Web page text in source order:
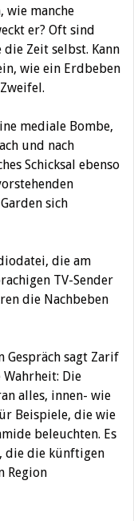
wie manche
er? Oft sind
Zeit selbst. Kann
wie ein Erdbeben
mediale Bombe,
und nach
Schicksal ebenso
sich
die am
TV-Sender
die Nachbeben
Gespräch sagt Zarif
Die
alles, innen- wie
Beispiele, die wie
beleuchten. Es
die die künftigen
Region